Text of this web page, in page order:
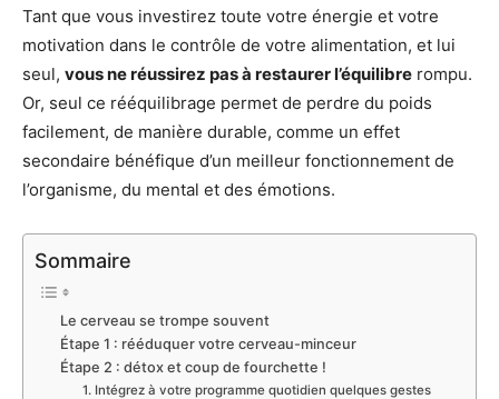
Tant que vous investirez toute votre énergie et votre
motivation dans le contrôle de votre alimentation, et lui
seul, vous ne réussirez pas à restaurer l’équilibre rompu.
Or, seul ce rééquilibrage permet de perdre du poids
facilement, de manière durable, comme un effet
secondaire bénéfique d’un meilleur fonctionnement de
l’organisme, du mental et des émotions.
Sommaire
Le cerveau se trompe souvent
Étape 1 : rééduquer votre cerveau-minceur
Étape 2 : détox et coup de fourchette !
1. Intégrez à votre programme quotidien quelques gestes